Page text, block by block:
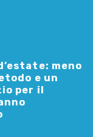
meno
e un
per il